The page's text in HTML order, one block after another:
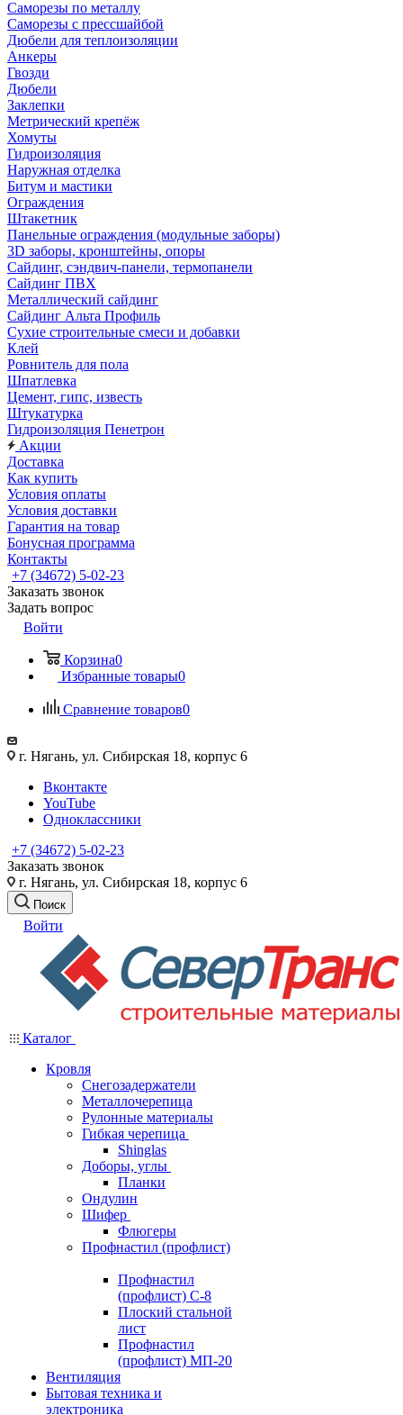
Саморезы по металлу
Саморезы с прессшайбой
Дюбели для теплоизоляции
Анкеры
Гвозди
Дюбели
Заклепки
Метрический крепёж
Хомуты
Гидроизоляция
Наружная отделка
Битум и мастики
Ограждения
Штакетник
Панельные ограждения (модульные заборы)
3D заборы, кронштейны, опоры
Cайдинг, сэндвич-панели, термопанели
Сайдинг ПВХ
Металлический сайдинг
Сайдинг Альта Профиль
Сухие строительные смеси и добавки
Клей
Ровнитель для пола
Шпатлевка
Цемент, гипс, известь
Штукатурка
Гидроизоляция Пенетрон
Акции
Доставка
Как купить
Условия оплаты
Условия доставки
Гарантия на товар
Бонусная программа
Контакты
+7 (34672) 5-02-23
Заказать звонок
Задать вопрос
Войти
Корзина0
Избранные товары0
Сравнение товаров0
г. Нягань, ул. Сибирская 18, корпус 6
Вконтакте
YouTube
Одноклассники
+7 (34672) 5-02-23
Заказать звонок
г. Нягань, ул. Сибирская 18, корпус 6
Поиск
Войти
Каталог
Кровля
Снегозадержатели
Металлочерепица
Рулонные материалы
Гибкая черепица
Shinglas
Доборы, углы
Планки
Ондулин
Шифер
Флюгеры
Профнастил (профлист)
Профнастил
(профлист) С-8
Плоский стальной
лист
Профнастил
(профлист) МП-20
Вентиляция
Бытовая техника и
электроника